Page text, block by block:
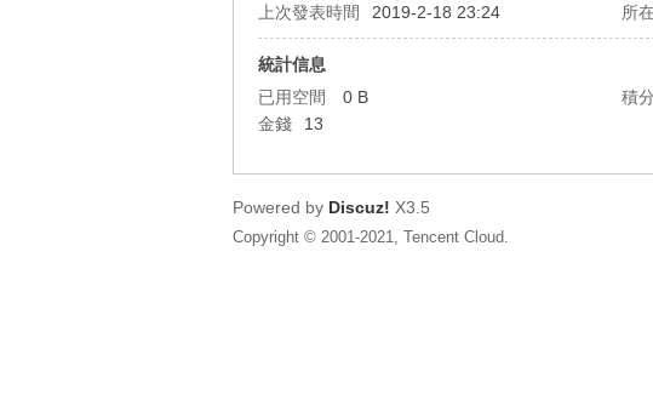
上次發表時間
2019-2-18 23:24 所
統計信息
已用空間
0 B 積分
金錢
13
Powered by Discuz! X3.5
Copyright © 2001-2021, Tencent Cloud.